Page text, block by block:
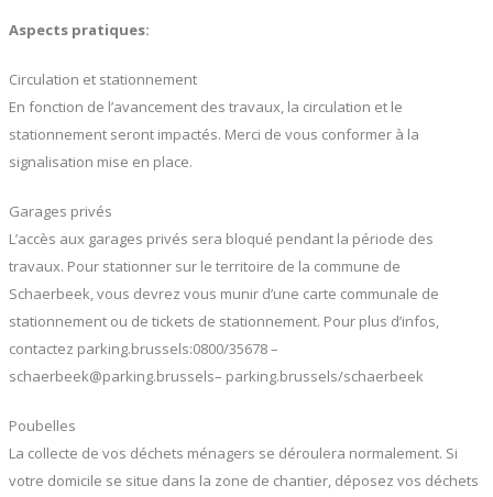
Aspects pratiques:
Circulation et stationnement
En fonction de l’avancement des travaux, la circulation et le
stationnement seront impactés. Merci de vous conformer à la
signalisation mise en place.
Garages privés
L’accès aux garages privés sera bloqué pendant la période des
travaux. Pour stationner sur le territoire de la commune de
Schaerbeek, vous devrez vous munir d’une carte communale de
stationnement ou de tickets de stationnement. Pour plus d’infos,
contactez parking.brussels:0800/35678 –
schaerbeek@parking.brussels– parking.brussels/schaerbeek
Poubelles
La collecte de vos déchets ménagers se déroulera normalement. Si
votre domicile se situe dans la zone de chantier, déposez vos déchets